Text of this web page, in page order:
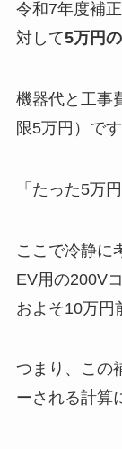
令和7年度補正
対して5万円
機器代と工事
限5万円）です
「たった5万
ここで冷静に
EV用の200V
およそ10万円
つまり、この
ーされる計算